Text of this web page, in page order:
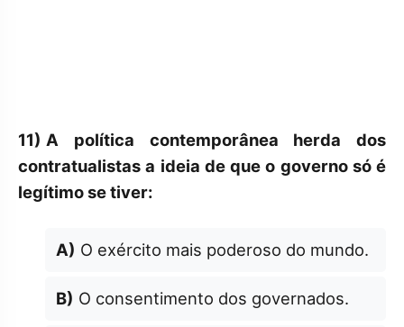
11) A política contemporânea herda dos
contratualistas a ideia de que o governo só é
legítimo se tiver:
A) O exército mais poderoso do mundo.
B) O consentimento dos governados.